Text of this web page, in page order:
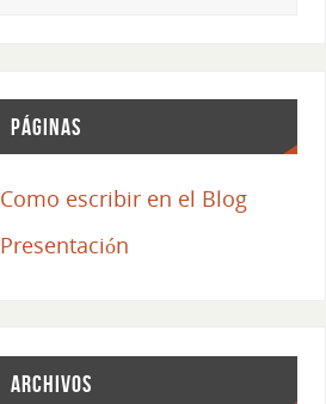
Páginas
Como escribir en el Blog
Presentación
Archivos